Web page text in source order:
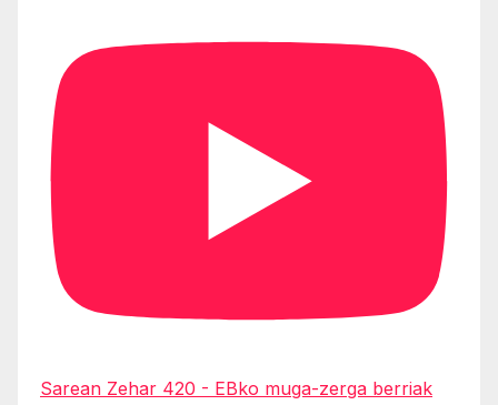
Sarean Zehar 420 - EBko muga-zerga berriak